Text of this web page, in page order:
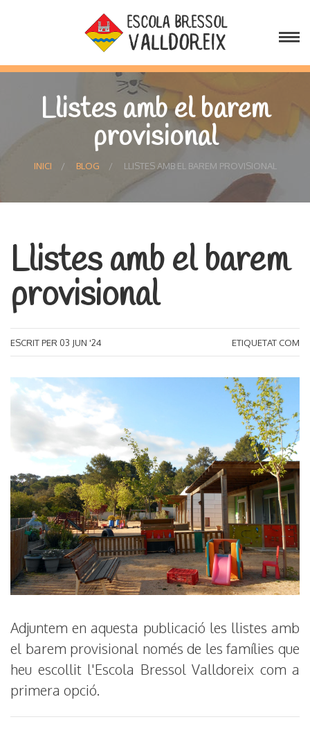
Llistes amb el barem
provisional
INICI BLOG LLISTES AMB EL BAREM PROVISIONAL
Llistes amb el barem
provisional
ESCRIT PER ETIQUETAT COM
03 JUN '24
Adjuntem en aquesta publicació les llistes amb
el barem provisional només de les famílies que
heu escollit l'Escola Bressol Valldoreix com a
primera opció.